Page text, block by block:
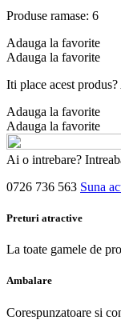
Produse ramase: 6
Adauga la favorite
Adauga la favorite
Iti place acest
Adauga la favorite
Adauga la favorite
Ai o intrebare?
0726 736 563 Suna
Preturi atractive
La toate gamele de
Ambalare
Corespunzatoare si